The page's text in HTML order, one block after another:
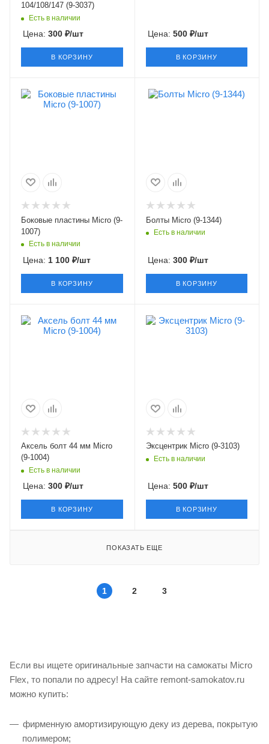
104/108/147 (9-3037)
Есть в наличии
Цена: 300 ₽/шт
В КОРЗИНУ
Цена: 500₽/шт
В КОРЗИНУ
Боковые пластины Micro (9-
1007)
Есть в наличии
Цена: 1 100 ₽/шт
В КОРЗИНУ
Болты Micro (9-1344)
Есть в наличии
Цена: 300₽/шт
В КОРЗИНУ
Аксель болт 44 мм Micro
(9-1004)
Есть в наличии
Цена: 300 ₽/шт
В КОРЗИНУ
Эксцентрик Micro (9-3103)
Есть в наличии
Цена: 500₽/шт
В КОРЗИНУ
ПОКАЗАТЬ ЕЩЕ
1 2 3
Если вы ищете оригинальные запчасти на самокаты Micro
Flex, то попали по адресу! На сайте remont-samokatov.ru
можно купить:
фирменную амортизирующую деку из дерева, покрытую
полимером;